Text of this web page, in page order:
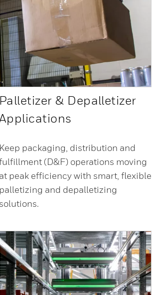
Palletizer & Depalletizer
Keep packaging, distribution and
(D&F) operations moving
at peak efficiency with smart, flexible
palletizing and depalletizing
solutions.